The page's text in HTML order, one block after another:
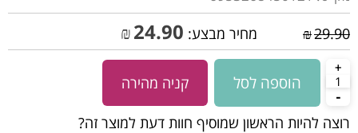
₪29.90 מחיר מבצע: ₪24.90
הוספה לסל קניה מהירה
רוצה להיות הראשון שמוסיף חוות דעת למוצר זה?